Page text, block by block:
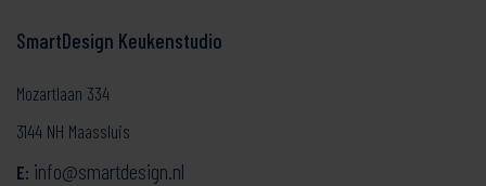
SmartDesign Keukenstudio
Mozartlaan 334
3144 NH Maassluis
E: info@smartdesign.nl